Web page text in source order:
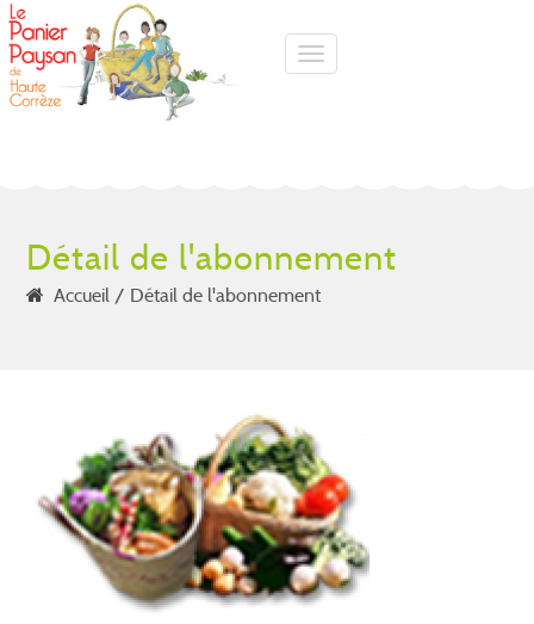
Toggle navigation
Détail de l'abonnement
Accueil Détail de l'abonnement